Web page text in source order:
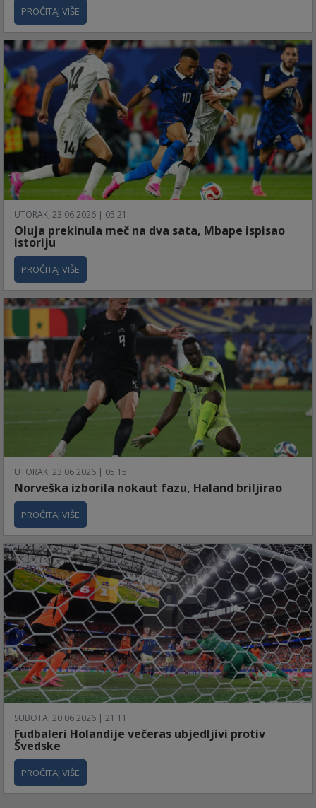
PROČITAJ VIŠE
UTORAK, 23.06.2026 | 05:21
Oluja prekinula meč na dva sata, Mbape ispisao
istoriju
PROČITAJ VIŠE
UTORAK, 23.06.2026 | 05:15
Norveška izborila nokaut fazu, Haland briljirao
PROČITAJ VIŠE
SUBOTA, 20.06.2026 | 21:11
Fudbaleri Holandije večeras ubjedljivi protiv
Švedske
PROČITAJ VIŠE